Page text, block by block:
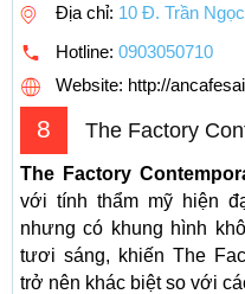
Địa chỉ: 10 Đ. Trần
Hotline: 0903050710
Website: http://
8 The Factory
The Factory
với tính thẩm mỹ hiện
nhưng có khung hình
tươi sáng, khiến The
trở nên khác biệt so với